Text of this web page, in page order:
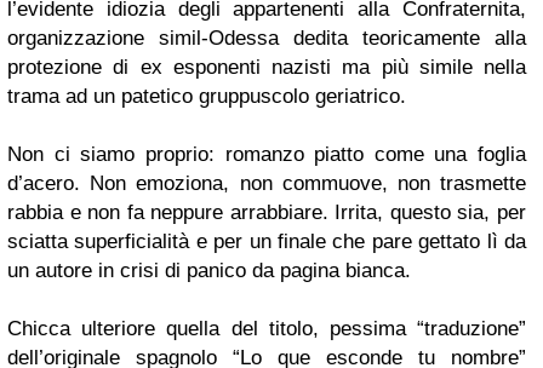
l’evidente idiozia degli appartenenti alla Confraternita,
organizzazione simil-Odessa dedita teoricamente alla
protezione di ex esponenti nazisti ma più simile nella
trama ad un patetico gruppuscolo geriatrico.
Non ci siamo proprio: romanzo piatto come una foglia
d’acero. Non emoziona, non commuove, non trasmette
rabbia e non fa neppure arrabbiare. Irrita, questo sia, per
sciatta superficialità e per un finale che pare gettato lì da
un autore in crisi di panico da pagina bianca.
Chicca ulteriore quella del titolo, pessima “traduzione”
dell’originale spagnolo “Lo que esconde tu nombre”